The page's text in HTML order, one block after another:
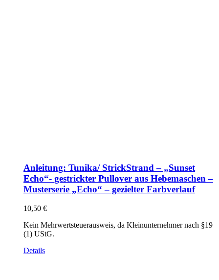
Anleitung: Tunika/ StrickStrand – „Sunset
Echo“- gestrickter Pullover aus Hebemaschen –
Musterserie „Echo“ – gezielter Farbverlauf
10,50 €
Kein Mehrwertsteuerausweis, da Kleinunternehmer nach §19
(1) UStG.
Details